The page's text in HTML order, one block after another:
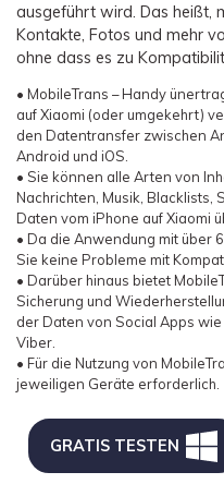
ausgeführt wird. Das heißt,
Kontakte, Fotos und mehr
ohne dass es zu
• MobileTrans – Handy
auf Xiaomi (oder umgekehrt)
den Datentransfer zwischen
Android und iOS.
• Sie können alle Arten von
Nachrichten, Musik, Blacklists,
Daten vom iPhone auf Xiaomi
• Da die Anwendung mit über
Sie keine Probleme mit
• Darüber hinaus bietet
Sicherung und
der Daten von Social Apps wie
Viber.
• Für die Nutzung von
jeweiligen Geräte erforderlich.
GRATIS TESTEN